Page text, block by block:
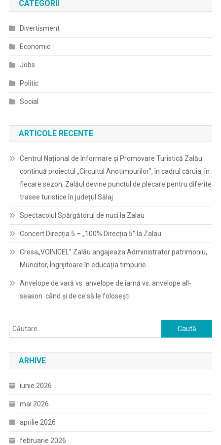
CATEGORII
Divertisment
Economic
Jobs
Politic
Social
ARTICOLE RECENTE
Centrul Național de Informare și Promovare Turistică Zalău
continuă proiectul „Circuitul Anotimpurilor”, în cadrul căruia, în
fiecare sezon, Zalăul devine punctul de plecare pentru diferite
trasee turistice în județul Sălaj
Spectacolul Spărgătorul de nuci la Zalau
Concert Direcția 5 – „100% Direcția 5” la Zalau
Cresa„VOINICEL” Zalău angajeaza Administrator patrimoniu,
Muncitor, Îngrijitoare în educația timpurie
Anvelope de vară vs. anvelope de iarnă vs. anvelope all-
season: când și de ce să le folosești
Caută
după:
ARHIVE
iunie 2026
mai 2026
aprilie 2026
februarie 2026